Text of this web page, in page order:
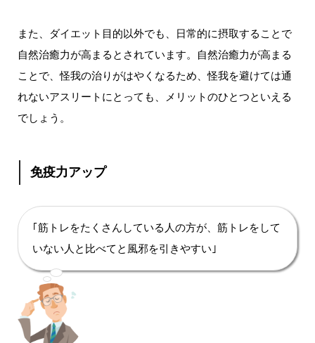
また、ダイエット目的以外でも、日常的に摂取することで
自然治癒力が高まるとされています。自然治癒力が高まる
ことで、怪我の治りがはやくなるため、怪我を避けては通
れないアスリートにとっても、メリットのひとつといえる
でしょう。
免疫力アップ
｢筋トレをたくさんしている人の方が、筋トレをして
いない人と比べてと風邪を引きやすい｣